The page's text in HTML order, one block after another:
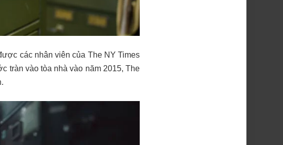
các nhân viên của The NY Times
tràn vào tòa nhà vào năm 2015, The